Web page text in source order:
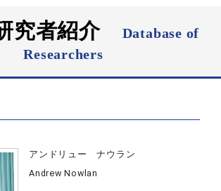
究者紹介
Database of
Researchers
アンドリュー ナウラン
Andrew Nowlan